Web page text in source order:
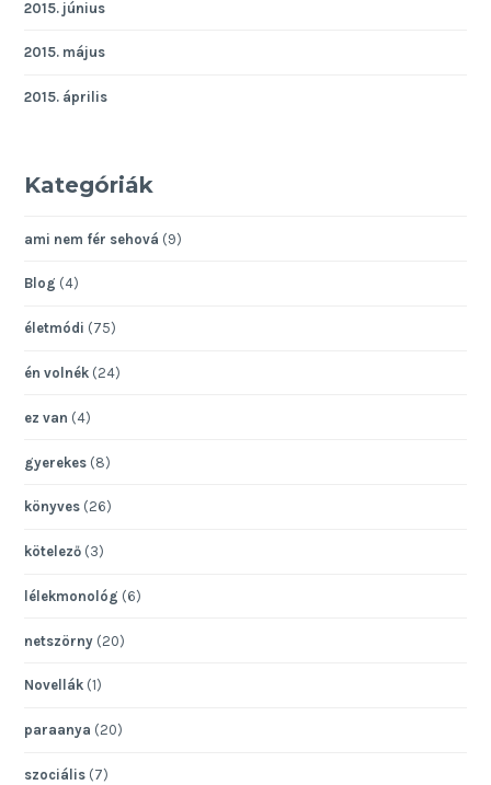
2015. június
2015. május
2015. április
Kategóriák
ami nem fér sehová (9)
Blog (4)
életmódi (75)
én volnék (24)
ez van (4)
gyerekes (8)
könyves (26)
kötelező (3)
lélekmonológ (6)
netszörny (20)
Novellák (1)
paraanya (20)
szociális (7)